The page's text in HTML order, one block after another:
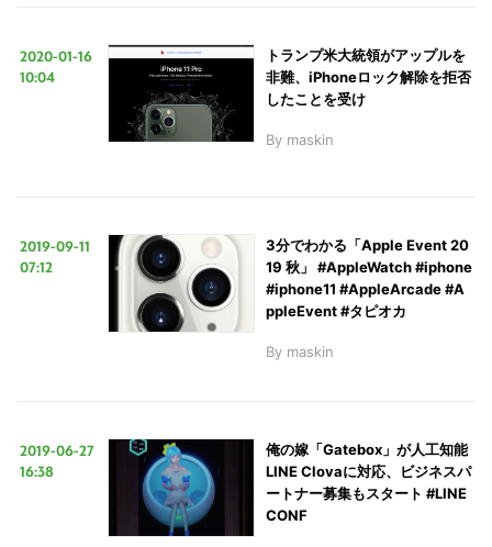
2020-01-16
10:04
トランプ米大統領がアップルを
非難、iPhoneロック解除を拒否
したことを受け
By maskin
2019-09-11
07:12
3分でわかる「Apple Event 20
19 秋」 #AppleWatch #iphone
#iphone11 #AppleArcade #A
ppleEvent #タピオカ
By maskin
2019-06-27
16:38
俺の嫁「Gatebox」が人工知能
LINE Clovaに対応、ビジネスパ
ートナー募集もスタート #LINE
CONF